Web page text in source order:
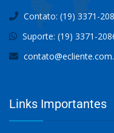
Contato: (19) 3371-
Suporte: (19) 3371-
Links Importantes